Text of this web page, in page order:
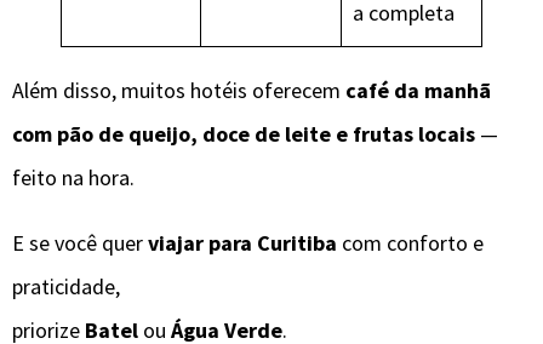
a completa
Além disso, muitos hotéis oferecem café da manhã
com pão de queijo, doce de leite e frutas locais —
feito na hora.
E se você querviajar para Curitiba com conforto e
praticidade,
priorize Batel ou Água Verde.